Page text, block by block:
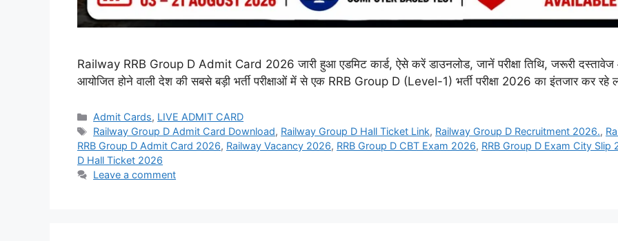
Railway RRB Group D Admit Card 2026 जारी हुआ एडमिट कार्ड, ऐसे करें डाउनलोड, जानें परीक्षा तिथि, जरूरी दस्तावेज और
आयोजित होने वाली देश की सबसे बड़ी भर्ती परीक्षाओं में से एक RRB Group D (Level-1) भर्ती परीक्षा 2026 का इंतजार कर रहे
Admit Cards, LIVE ADMIT CARD
Railway Group D Admit Card Download, Railway Group D Hall Ticket Link, Railway Group D Recruitment 2026.,
RRB Group D Admit Card 2026, Railway Vacancy 2026, RRB Group D CBT Exam 2026, RRB Group D Exam City Slip
D Hall Ticket 2026
Leave a comment